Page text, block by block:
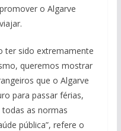
o Algarve
ter sido extremamente
queremos mostrar
que o Algarve
para passar férias,
as normas
pública”, refere o